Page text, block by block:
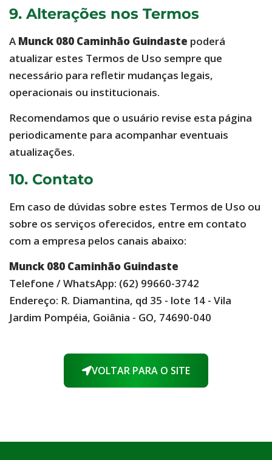
9. Alterações nos Termos
A Munck 080 Caminhão Guindaste poderá
atualizar estes Termos de Uso sempre que
necessário para refletir mudanças legais,
operacionais ou institucionais.
Recomendamos que o usuário revise esta página
periodicamente para acompanhar eventuais
atualizações.
10. Contato
Em caso de dúvidas sobre estes Termos de Uso ou
sobre os serviços oferecidos, entre em contato
com a empresa pelos canais abaixo:
Munck 080 Caminhão Guindaste
Telefone / WhatsApp: (62) 99660-3742
Endereço: R. Diamantina, qd 35 - lote 14 - Vila
Jardim Pompéia, Goiânia - GO, 74690-040
VOLTAR PARA O SITE